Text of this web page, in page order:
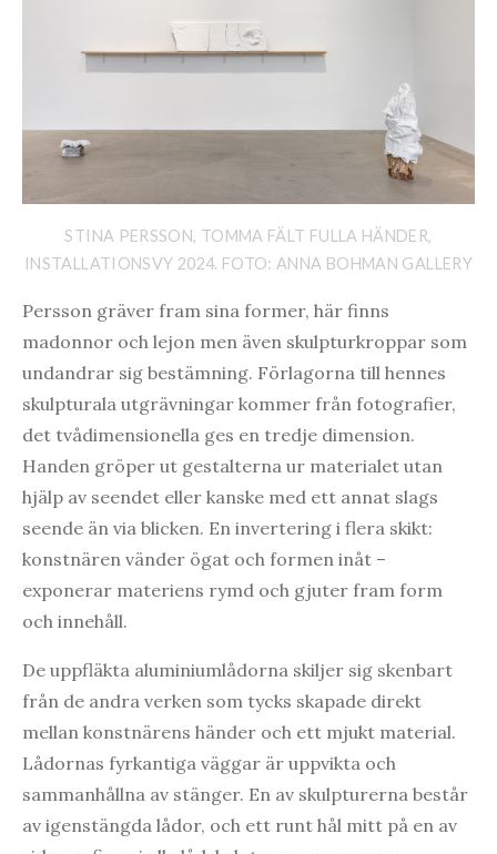
STINA PERSSON, TOMMA FÄLT FULLA HÄNDER,
INSTALLATIONSVY 2024. FOTO: ANNA BOHMAN GALLERY
Persson gräver fram sina former, här finns
madonnor och lejon men även skulpturkroppar som
undandrar sig bestämning. Förlagorna till hennes
skulpturala utgrävningar kommer från fotografier,
det tvådimensionella ges en tredje dimension.
Handen gröper ut gestalterna ur materialet utan
hjälp av seendet eller kanske med ett annat slags
seende än via blicken. En invertering i flera skikt:
konstnären vänder ögat och formen inåt –
exponerar materiens rymd och gjuter fram form
och innehåll.
De uppfläkta aluminiumlådorna skiljer sig skenbart
från de andra verken som tycks skapade direkt
mellan konstnärens händer och ett mjukt material.
Lådornas fyrkantiga väggar är uppvikta och
sammanhållna av stänger. En av skulpturerna består
av igenstängda lådor, och ett runt hål mitt på en av